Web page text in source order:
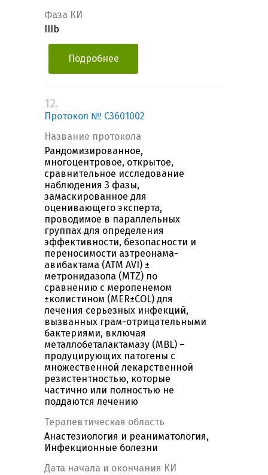
Фаза КИ
IIIb
Подробнее
12.
Протокол № C3601002
Название протокола
Рандомизированное,
многоцентровое, открытое,
сравнительное исследование
наблюдения 3 фазы,
замаскированное для
оценивающего эксперта,
проводимое в параллельных
группах для определения
эффективности, безопасности и
переносимости азтреонама-
авибактама (ATM AVI) ±
метронидазола (MTZ) по
сравнению с меропенемом
±колистином (MER±COL) для
лечения серьезных инфекций,
вызванных грам-отрицательными
бактериями, включая
металлобеталактамазу (MBL) –
продуцирующих патогены с
множественной лекарственной
резистентностью, которые
частично или полностью не
поддаются лечению
Терапевтическая область
Анастезиология и реаниматология,
Инфекционные болезни
Дата начала и окончания КИ